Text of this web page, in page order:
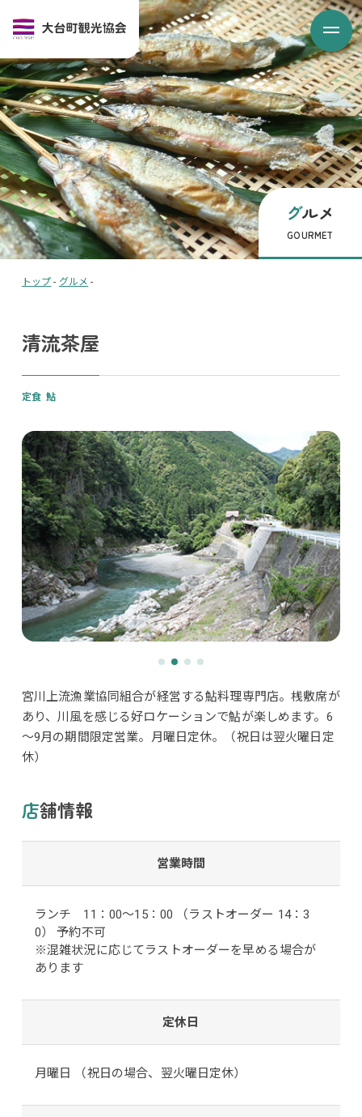
グルメ
GOURMET
トップ - グルメ -
清流茶屋
定食 鮎
宮川上流漁業協同組合が経営する鮎料理専門店。桟敷席が
あり、川風を感じる好ロケーションで鮎が楽しめます。6
～9月の期間限定営業。月曜日定休。（祝日は翌火曜日定
休）
店舗情報
営業時間
ランチ 11：00～15：00 （ラストオーダー 14：3
0） 予約不可
※混雑状況に応じてラストオーダーを早める場合が
あります
定休日
月曜日 （祝日の場合、翌火曜日定休）